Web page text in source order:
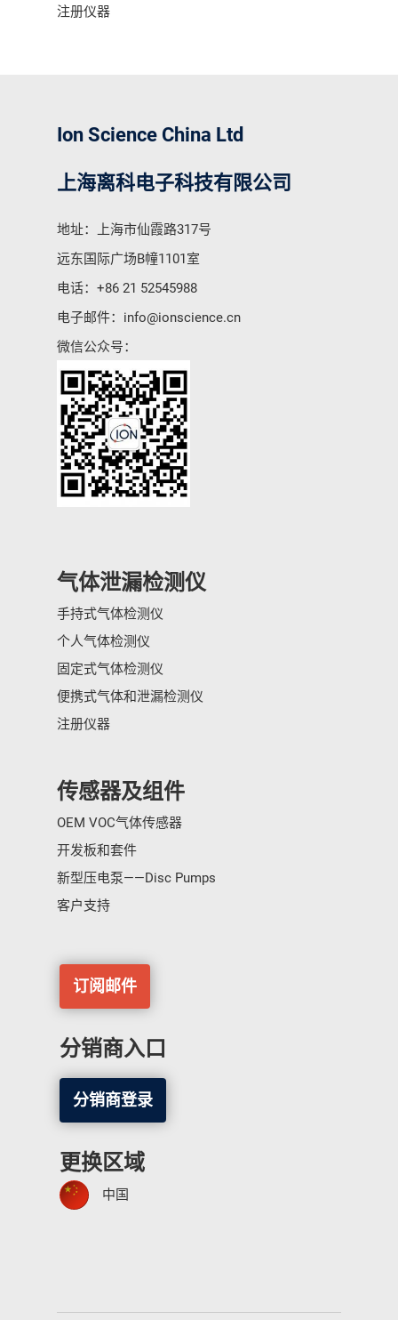
注册仪器
Ion Science China Ltd
上海离科电子科技有限公司
地址：上海市仙霞路317号
远东国际广场B幢1101室
电话： +86 21 52545988
电子邮件： info@ionscience.cn
微信公众号：
气体泄漏检测仪
手持式气体检测仪
个人气体检测仪
固定式气体检测仪
便携式气体和泄漏检测仪
注册仪器
传感器及组件
OEM VOC气体传感器
开发板和套件
新型压电泵——Disc Pumps
客户支持
订阅邮件
分销商入口
分销商登录
更换区域
中国